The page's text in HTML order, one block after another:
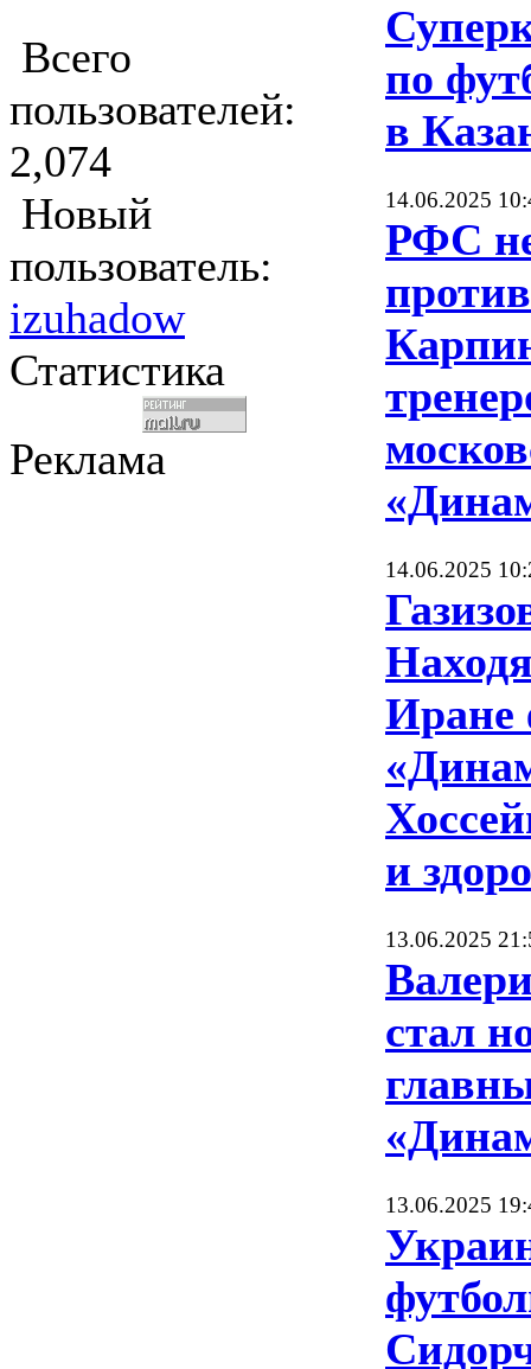
Всего
пользователей:
2,074
Новый
пользователь:
izuhadow
Статистика
Реклама
по
в
14.06.2025
РФС
14.06.2025
Иране
и
13.06.2025
стал
13.06.2025